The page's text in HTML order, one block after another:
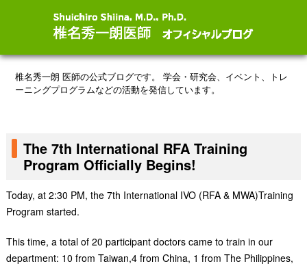
椎名秀一朗 医師の公式ブログです。
学会・研究会、イベント、トレ
ーニングプログラムなどの活動を発信しています。
The 7th International RFA Training
Program Officially Begins!
Today, at 2:30 PM, the 7th International IVO (RFA & MWA)Training
Program started.
This time, a total of 20 participant doctors came to train in our
department: 10 from Taiwan,4 from China, 1 from The Philippines,